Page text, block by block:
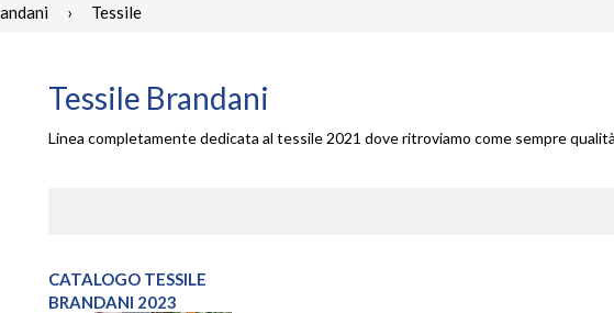
› Tessile
Tessile Brandani
Linea completamente dedicata al tessile 2021 dove ritroviamo come sempre
CATALOGO TESSILE
BRANDANI 2023